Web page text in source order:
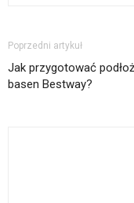
Poprzedni artykuł
Jak przygotować
basen Bestway?